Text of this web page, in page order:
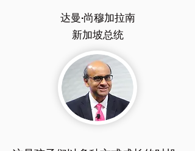
达曼·尚穆加拉南
新加坡总统